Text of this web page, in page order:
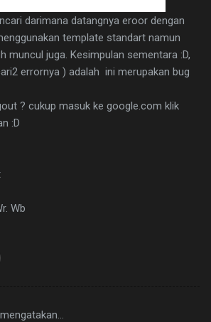
darimana datangnya eroor dengan
template standart namun
muncul juga. Kesimpulan sementara :D,
errornya ) adalah ini merupakan bug
? cukup masuk ke google.com klik
:D
Wb